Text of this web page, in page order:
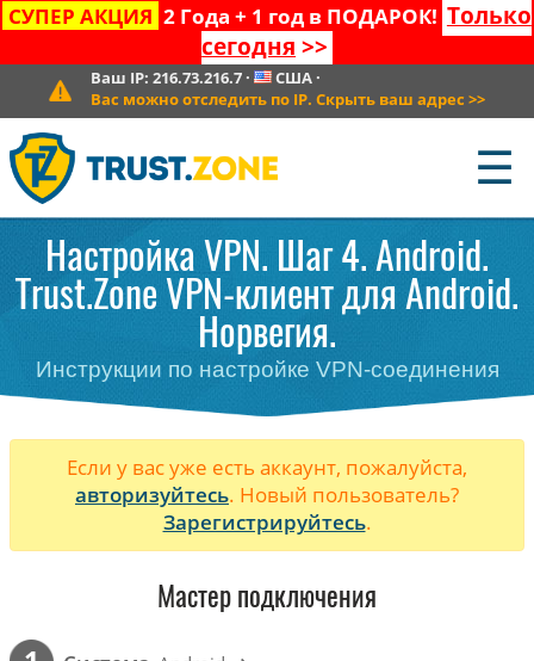
СУПЕР АКЦИЯ 2 Года + 1 год в ПОДАРОК! Только
сегодня >>
Ваш IP: 216.73.216.7· США·
Вас можно отследить по IP. Скрыть ваш адрес >>
☰
Настройка VPN. Шаг 4. Android.
Trust.Zone VPN-клиент для Android.
Норвегия.
Инструкции по настройке VPN-соединения
Если у вас уже есть аккаунт, пожалуйста,
авторизуйтесь. Новый пользователь?
Зарегистрируйтесь.
Мастер подключения